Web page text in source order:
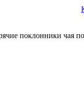
поклонники чая